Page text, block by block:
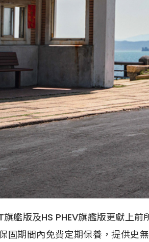
旗艦版及HS PHEV旗艦版更獻上
固期間內免費定期保養，提供史